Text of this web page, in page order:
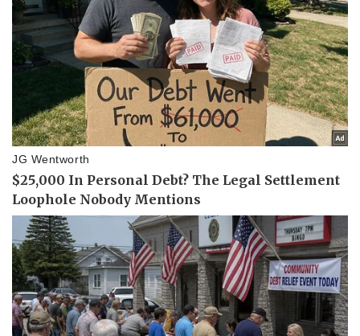
Pháp luật
Vụ án
Tin nóng
Tư vấn luật
Quân sự - Quốc phòng
Vũ khí
Việt Nam
Phân tích